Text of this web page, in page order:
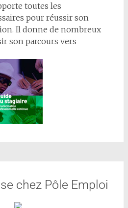
toutes les
pour réussir son
Il donne de nombreux
son parcours vers
chez Pôle Emploi